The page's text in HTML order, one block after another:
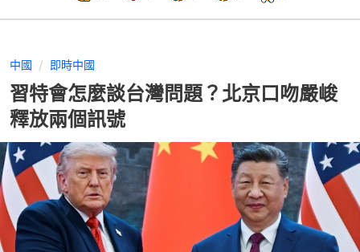
中國 即時中國
習特會怎麼談台灣問題？北京口吻嚴峻
釋放兩個訊號